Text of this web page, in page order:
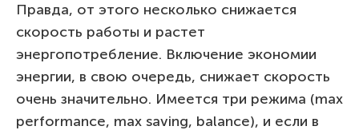
Правда, от этого несколько снижается
скорость работы и растет
энергопотребление. Включение экономии
энергии, в свою очередь, снижает скорость
очень значительно. Имеется три режима (max
performance, max saving, balance), и если в